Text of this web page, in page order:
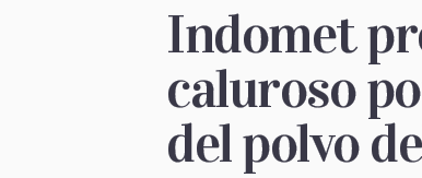
Indomet
caluroso
del polvo